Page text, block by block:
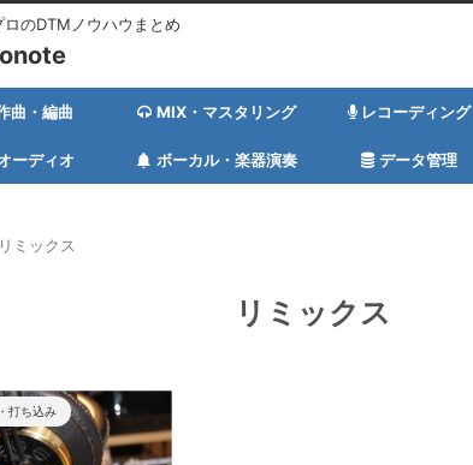
ロのDTMノウハウまとめ
曲・編曲 MIX・マスタリング レコーディング
ーディオ ボーカル・楽器演奏 データ管理
リミックス
リミックス
打ち込み